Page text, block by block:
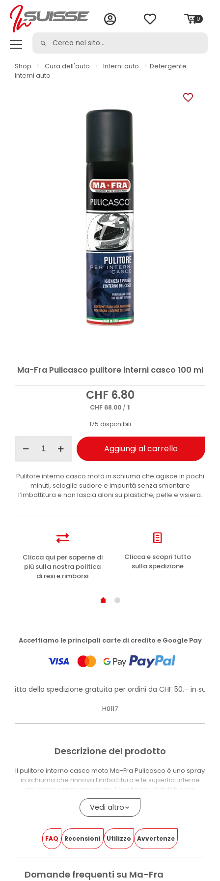
0
Shop > Cura dell'auto > Interni auto > Detergente
interni auto
Ma-Fra Pulicasco pulitore interni casco 100 ml
CHF6.80
CHF68.00/ 1l
175 disponibili
Fra
interni
casco
100
quantità
Aggiungi al carrello
Pulitore interno casco moto in schiuma che agisce in pochi
minuti, scioglie sudore e impurità senza smontare
l’imbottitura e non lascia aloni su plastiche, pelle e visiera.
Clicca qui per saperne di
più sulla nostra politica
di resi e rimborsi
Clicca e scopri tutto
sulla spedizione
Accettiamo le principali carte di credito e Google Pay
della spedizione gratuita per ordini da CHF 50.– in su!
H0117
Descrizione del prodotto
Il pulitore interno casco moto Ma-Fra Pulicasco è uno spray
in schiuma che rinnova l’imbottitura e le superfici interne
del casco senza smontarle. La schiuma si distribuisce
uniformemente, raggiunge ogni punto dell’imbottitura e
scioglie sudore, impurità e batteri in pochi minuti, senza
lasciare aloni.
La formula con ingredienti neutri e atossici neutralizza i
cattivi odori e mantiene la freschezza anche dopo
materiali e preserva la visibilità della visiera. Sicuro per la
Vedi altro
FAQ Recensioni Utilizzo Avvertenze
Domande frequenti su Ma-Fra